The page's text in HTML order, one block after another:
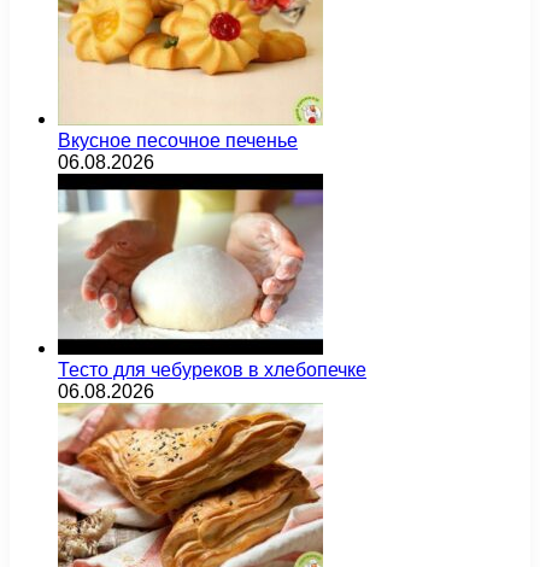
Вкусное песочное печенье
06.08.2026
Тесто для чебуреков в хлебопечке
06.08.2026